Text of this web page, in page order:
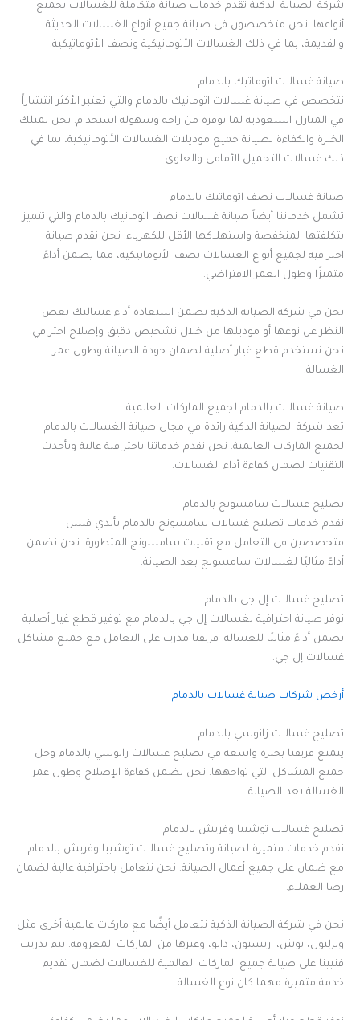
شركة الصيانة الذكية تقدم خدمات صيانة متكاملة للغسالات بجميع
أنواعها. نحن متخصصون في صيانة جميع أنواع الغسالات الحديثة
والقديمة، بما في ذلك الغسالات الأتوماتيكية ونصف الأتوماتيكية.
صيانة غسالات اتوماتيك بالدمام
نتخصص في صيانة غسالات اتوماتيك بالدمام والتي تعتبر الأكثر انتشاراً
في المنازل السعودية لما توفره من راحة وسهولة استخدام. نحن نمتلك
الخبرة والكفاءة لصيانة جميع موديلات الغسالات الأتوماتيكية، بما في
ذلك غسالات التحميل الأمامي والعلوي.
صيانة غسالات نصف اتوماتيك بالدمام
تشمل خدماتنا أيضاً صيانة غسالات نصف اتوماتيك بالدمام والتي تتميز
بتكلفتها المنخفضة واستهلاكها الأقل للكهرباء. نحن نقدم صيانة
احترافية لجميع أنواع الغسالات نصف الأتوماتيكية، مما يضمن أداءً
متميزًا وطول العمر الافتراضي.
نحن في شركة الصيانة الذكية نضمن استعادة أداء غسالتك بغض
النظر عن نوعها أو موديلها من خلال تشخيص دقيق وإصلاح احترافي.
نحن نستخدم قطع غيار أصلية لضمان جودة الصيانة وطول عمر
الغسالة.
صيانة غسالات بالدمام لجميع الماركات العالمية
تعد شركة الصيانة الذكية رائدة في مجال صيانة الغسالات بالدمام
لجميع الماركات العالمية. نحن نقدم خدماتنا باحترافية عالية وبأحدث
التقنيات لضمان كفاءة أداء الغسالات.
تصليح غسالات سامسونج بالدمام
نقدم خدمات تصليح غسالات سامسونج بالدمام بأيدي فنيين
متخصصين في التعامل مع تقنيات سامسونج المتطورة. نحن نضمن
أداءً مثاليًا لغسالات سامسونج بعد الصيانة.
تصليح غسالات إل جي بالدمام
نوفر صيانة احترافية لغسالات إل جي بالدمام مع توفير قطع غيار أصلية
تضمن أداءً مثاليًا للغسالة. فريقنا مدرب على التعامل مع جميع مشاكل
غسالات إل جي.
أرخص شركات صيانة غسالات بالدمام
تصليح غسالات زانوسي بالدمام
يتمتع فريقنا بخبرة واسعة في تصليح غسالات زانوسي بالدمام وحل
جميع المشاكل التي تواجهها. نحن نضمن كفاءة الإصلاح وطول عمر
الغسالة بعد الصيانة.
تصليح غسالات توشيبا وفريش بالدمام
نقدم خدمات متميزة لصيانة وتصليح غسالات توشيبا وفريش بالدمام
مع ضمان على جميع أعمال الصيانة. نحن نتعامل باحترافية عالية لضمان
رضا العملاء.
نحن في شركة الصيانة الذكية نتعامل أيضًا مع ماركات عالمية أخرى مثل
ويرلبول، بوش، اريستون، دايو، وغيرها من الماركات المعروفة. يتم تدريب
فنيينا على صيانة جميع الماركات العالمية للغسالات لضمان تقديم
خدمة متميزة مهما كان نوع الغسالة.